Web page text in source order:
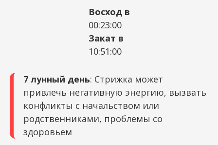
Восход в
00:23:00
Закат в
10:51:00
7 лунный день: Стрижка может
привлечь негативную энергию, вызвать
конфликты с начальством или
родственниками, проблемы со
здоровьем